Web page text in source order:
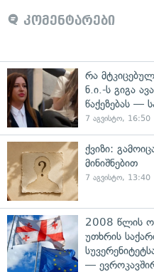
კომენტარები
რა
ნ.ი.-ს გიგა
წაქეზებას —
7 აგვისტო, 16:50
ქვიზი:
მინიშნებით
7 აგვისტო, 13:40
2008 წლის
უთხრის
—